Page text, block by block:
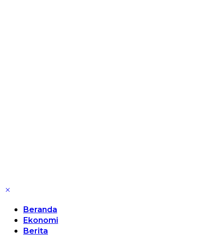
Beranda
Ekonomi
Berita